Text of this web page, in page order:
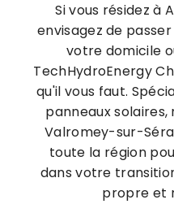
Si vous résidez à
envisagez de
votre domicile
TechHydroEnergy
qu'il vous faut.
panneaux solaires,
Valromey-sur-
toute la région
dans votre
propre et